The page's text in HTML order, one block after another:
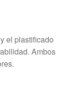
el plastificado
Ambos